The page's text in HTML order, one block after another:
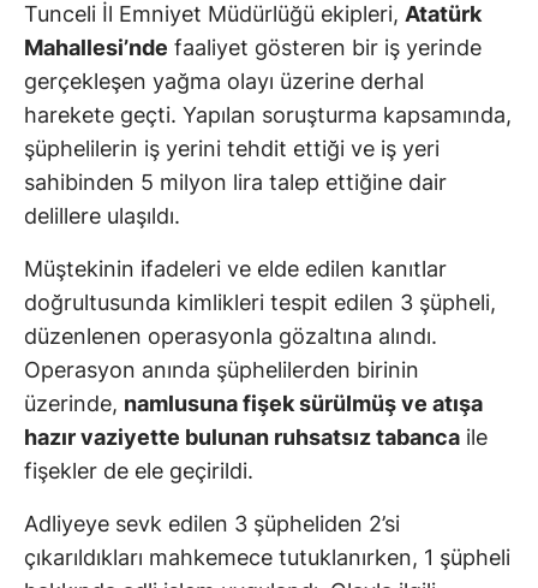
Tunceli İl Emniyet Müdürlüğü ekipleri, Atatürk
Mahallesi’nde faaliyet gösteren bir iş yerinde
gerçekleşen yağma olayı üzerine derhal
harekete geçti. Yapılan soruşturma kapsamında,
şüphelilerin iş yerini tehdit ettiği ve iş yeri
sahibinden 5 milyon lira talep ettiğine dair
delillere ulaşıldı.
Müştekinin ifadeleri ve elde edilen kanıtlar
doğrultusunda kimlikleri tespit edilen 3 şüpheli,
düzenlenen operasyonla gözaltına alındı.
Operasyon anında şüphelilerden birinin
üzerinde, namlusuna fişek sürülmüş ve atışa
hazır vaziyette bulunan ruhsatsız tabanca ile
fişekler de ele geçirildi.
Adliyeye sevk edilen 3 şüpheliden 2’si
çıkarıldıkları mahkemece tutuklanırken, 1 şüpheli